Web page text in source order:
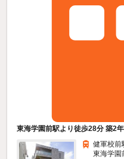
東海学園前駅より徒歩28分 築2
健軍校前
東海学園